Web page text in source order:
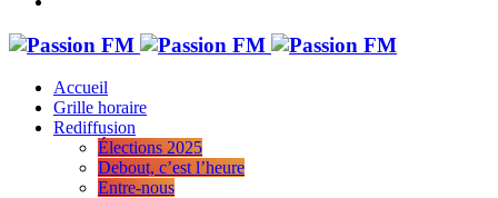
Accueil
Grille horaire
Rediffusion
Élections 2025
Debout, c’est l’heure
Entre-nous